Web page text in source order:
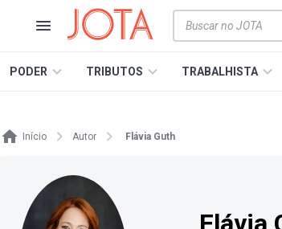
PODER TRIBUTOS TRABALHISTA
Início Autor Flávia Guth